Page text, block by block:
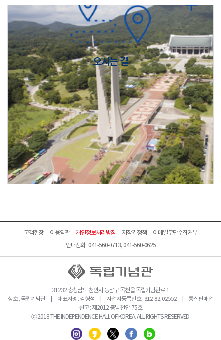
오시는 길
고객헌장 이용약관 개인정보처리방침 저작권정책
이메일무단수집거부
안내전화 041-560-0713, 041-560-0625
31232 충청남도 천안시 동남구 목천읍 독립기념관로 1
상호 : 독립기념관 | 대표자명 : 김형석 | 사업자등록번호 : 312-82-02552 | 통신판매업
신고 : 제2012-충남천안-75호
ⓒ 2018 THE INDEPENDENCE HALL OF KOREA. ALL RIGHTS RESERVED.